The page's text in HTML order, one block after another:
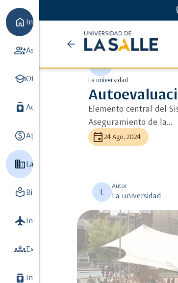
arrow_back
Universidad
de
la
Salle
home Inicio
group_addAspirantes
schoolOferta académica
batch_prediction Admisiones y Registro
paidApoyo Financiero
DomainLa Universidad
local_library Biblioteca
flightInternacionalización
groupsExtensión y Vinculación con el medio
batch_prediction Investigación
ads_click Ver más detalle
auto_awesome
La universidad
Elemento central del
Aseguramiento de la...
event 24 Ago, 2024
L
Autor
La universidad